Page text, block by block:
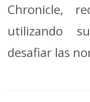
Chronicle,
utilizando
desafiar las